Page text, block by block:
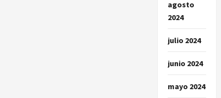
agosto
2024
julio 2024
junio 2024
mayo 2024